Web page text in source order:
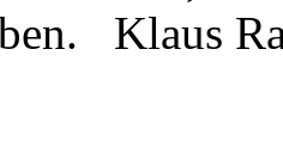
Klaus